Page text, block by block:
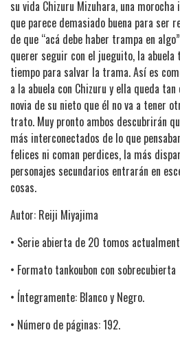
su vida Chizuru Mizuhara, una
que parece demasiado buena para ser
de que “acá debe haber trampa en
querer seguir con el jueguito, la
tiempo para salvar la trama. Así es
a la abuela con Chizuru y ella queda
novia de su nieto que él no va a tener
trato. Muy pronto ambos descubrirán
más interconectados de lo que
felices ni coman perdices, la más
personajes secundarios entrarán en
cosas.
Autor: Reiji Miyajima
• Serie abierta de 20 tomos
• Formato tankoubon con sobrecubierta
• Íntegramente: Blanco y Negro.
• Número de páginas: 192.